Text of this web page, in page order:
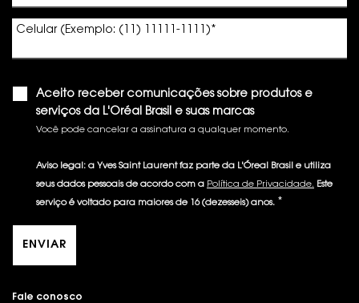
Celular (Exemplo: (11) 11111-1111) *
Aceito receber comunicações sobre produtos e
serviços da L'Oréal Brasil e suas marcas
Você pode cancelar a assinatura a qualquer momento.​
Aviso legal: a Yves Saint Laurent faz parte da L'Óreal Brasil e utiliza
seus dados pessoais de acordo com a Política de Privacidade. Este
serviço é voltado para maiores de 16 (dezesseis) anos. *
ENVIAR
Fale conosco